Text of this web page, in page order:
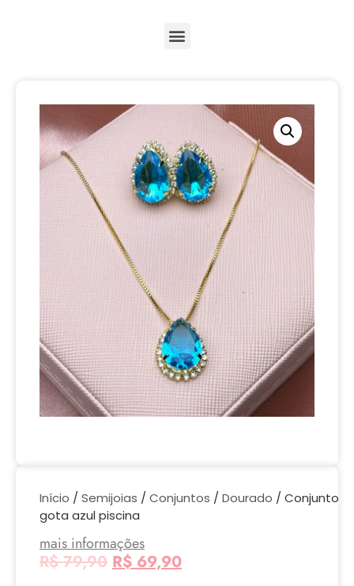
Início /Semijoias /Conjuntos /Dourado / Conjunto
gota azul piscina
mais informações
R$79,90 R$69,90